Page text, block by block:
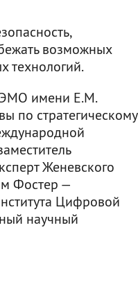
возможных
технологий.
имени Е.М.
по стратегическому
Женевского
Фостер —
Цифровой
научный